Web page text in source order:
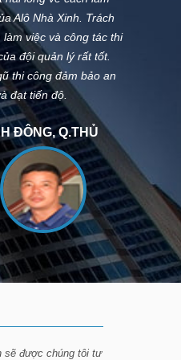
Xinh. Trách
và công tác thi
lý rất tốt.
đảm bảo an
độ.
Q.THỦ
sẽ được chúng tôi tư